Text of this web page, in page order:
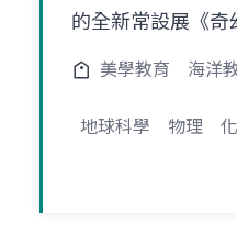
的全新常設展《奇
美學教育 海洋
地球科學 物理